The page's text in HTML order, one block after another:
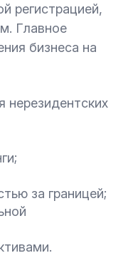
регистрацией,
Главное
бизнеса на
нерезидентских
за границей;